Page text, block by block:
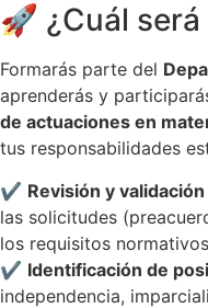
🚀 ¿Cuál
Formarás parte del
aprenderás y
de actuaciones en
tus responsabilidades
✔ Revisión y validación
las solicitudes
los requisitos
✔ Identificación de
independencia,